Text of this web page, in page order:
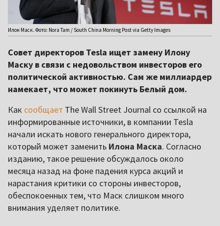
Илон Маск. Фото: Nora Tam / South China Morning Post via Getty Images
Совет директоров Tesla ищет замену Илону
Маску в связи с недовольством инвесторов его
политической активностью. Сам же миллиардер
намекает, что может покинуть Белый дом.
Как сообщает The Wall Street Journal со ссылкой на
информированные источники, в компании Tesla
начали искать нового генерального директора,
который может заменить Илона Маска. Согласно
изданию, такое решение обсуждалось около
месяца назад на фоне падения курса акций и
нарастания критики со стороны инвесторов,
обеспокоенных тем, что Маск слишком много
внимания уделяет политике.